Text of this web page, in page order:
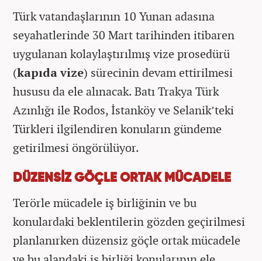
Türk vatandaşlarının 10 Yunan adasına
seyahatlerinde 30 Mart tarihinden itibaren
uygulanan kolaylaştırılmış vize prosedürü
(kapıda vize) sürecinin devam ettirilmesi
hususu da ele alınacak. Batı Trakya Türk
Azınlığı ile Rodos, İstanköy ve Selanik’teki
Türkleri ilgilendiren konuların gündeme
getirilmesi öngörülüyor.
DÜZENSİZ GÖÇLE ORTAK MÜCADELE
Terörle mücadele iş birliğinin ve bu
konulardaki beklentilerin gözden geçirilmesi
planlanırken düzensiz göçle ortak mücadele